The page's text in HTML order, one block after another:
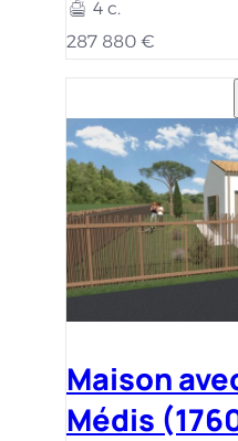
4 c.
287 880 €
Maison
Médis